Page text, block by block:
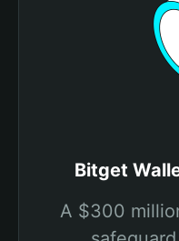
Bitget
A $300